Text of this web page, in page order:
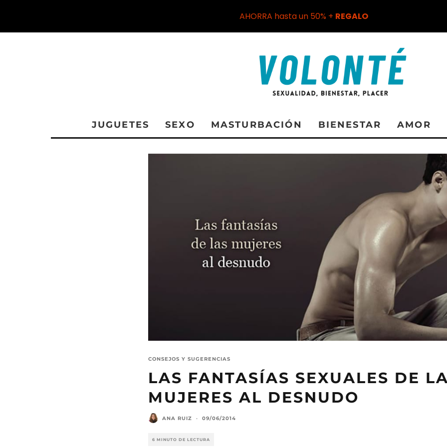
JUGUETES SEXO MASTURBACIÓN BIENESTAR AMOR
CONSEJOS Y SUGERENCIAS
LAS FANTASÍAS SEXUALES DE
MUJERES AL DESNUDO
ANA RUIZ · 09/06/2014
6 MINUTO DE LECTURA
AHORRA hasta un 50% + REGALO